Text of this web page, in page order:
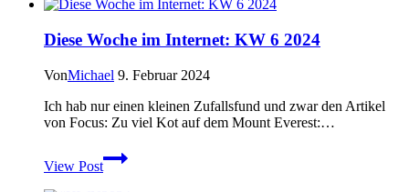
Blümel
Outdoorfoodshop
Diese Woche im Internet: KW 6 2024
VonMichael 9. Februar 2024
Ich hab nur einen kleinen Zufallsfund und zwar den Artikel
von Focus: Zu viel Kot auf dem Mount Everest:…
View Post
Diese
Woche